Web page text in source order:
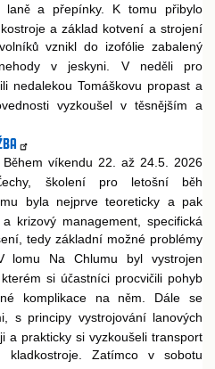
laněa přepínky. K tomu přibylo
a základ kotvení a strojení
ů vznikl do izofólie zabalený
v jeskyni. V neděli pro
nedalekou Tomáškovu propast a
vyzkoušel v těsnějším a
Během víkendu 22. až 24.5. 2026
echy, školení pro letošní běh
byla nejprve teoreticky a pak
krizový management, specifická
tedy základní možné problémy
lomu Na Chlumu byl vystrojen
si účastníci procvičili pohyb
komplikace na něm. Dále se
s principy vystrojování lanových
a prakticky si vyzkoušeli transport
Zatímco v sobotu